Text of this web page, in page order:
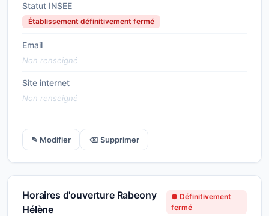
Statut INSEE
Établissement définitivement fermé
Email
Non renseigné
Site internet
Non renseigné
✎ Modifier ⌫ Supprimer
Horaires d'ouverture Rabeony
Hélène
● Définitivement
fermé